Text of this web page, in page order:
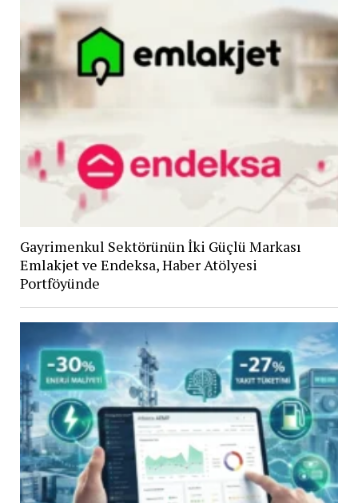
Gayrimenkul Sektörünün İki Güçlü Markası
Emlakjet ve Endeksa, Haber Atölyesi
Portföyünde